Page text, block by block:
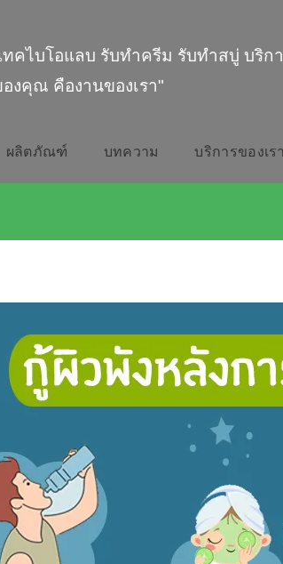
ทคไบโอแลบ รับทำครีม รับทำสบู่ บ
งคุณ คืองานของเรา"
ผลิตภัณฑ์ บทความ บริการของเรา